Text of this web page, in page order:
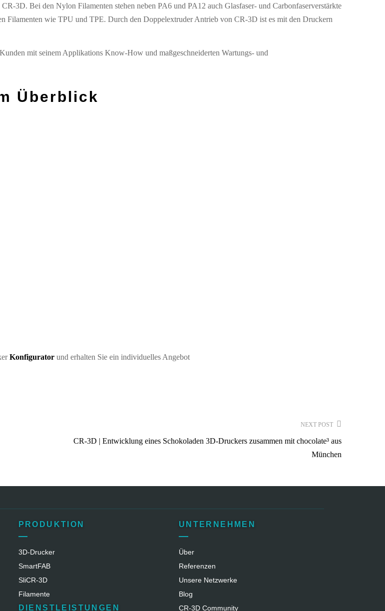
3D. Bei den Nylon Filamenten stehen neben PA6 und PA12 auch Glasfaser- und Carbonfaserverstärkte
Filamenten wie TPU und TPE. Durch den Doppelextruder Antrieb von CR-3D ist es mit den Druckern
mit seinem Applikations Know-How und maßgeschneiderten Wartungs- und
Überblick
Konfigurator und erhalten Sie ein individuelles Angebot
NEXT POST
CR-3D | Entwicklung eines Schokoladen 3D-Druckers zusammen mit chocolate³ aus
München
PRODUKTION
3D-Drucker
SmartFAB
SliCR‑3D
Filamente
DIENSTLEISTUNGEN
UNTERNEHMEN
Über
Referenzen
Unsere Netzwerke
Blog
CR‑3D Community